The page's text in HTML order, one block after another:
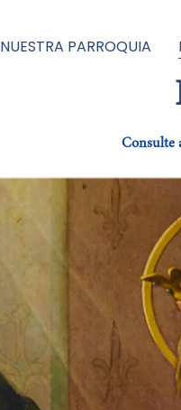
NUESTRA PARROQUIA
Consulte